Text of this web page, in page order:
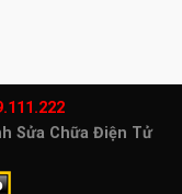
Sửa Chữa Điện Tử